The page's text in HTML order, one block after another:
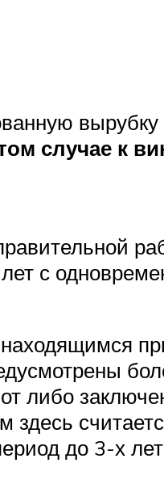
случае к
с
либо
здесь
до 3-х